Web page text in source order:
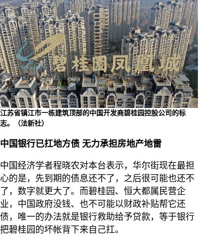
江苏省镇江市一栋建筑顶部的中国开发商碧桂园控股公司的标
志。（法新社）
中国银行已扛地方债 无力承担房地产地雷
中国经济学者程晓农对本台表示，华尔街现在最担
心的是，先到期的债息还不了，之后很可能也还不
了，数字就更大了。而碧桂园、恒大都属民营企
业，中国政府没钱、也不可能以财政补贴帮它还
债，唯一的办法就是银行救助给予贷款，等于银行
把碧桂园的坏帐背下来自己扛。